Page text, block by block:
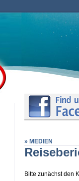
» MEDIEN
Bitte zunächst den